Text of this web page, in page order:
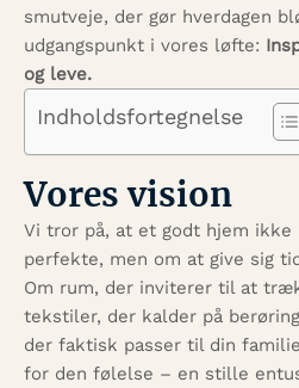
smutveje, der gør hverdagen
udgangspunkt i vores løfte:
og leve.
Indholdsfortegnelse
Vores vision
Vi tror på, at et godt hjem ikke
perfekte, men om at give sig
Om rum, der inviterer til at
tekstiler, der kalder på
der faktisk passer til din
for den følelse – en stille